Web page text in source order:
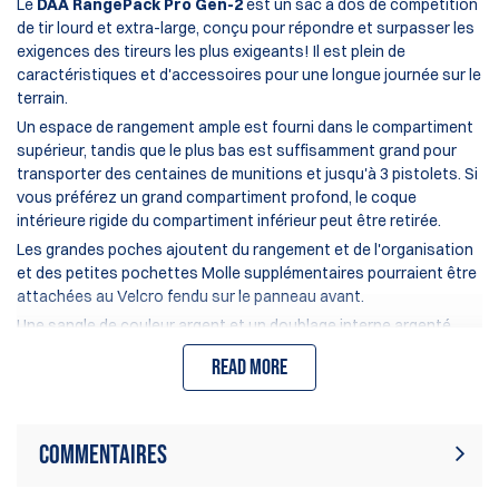
Le DAA RangePack Pro Gen-2est un sac à dos de compétition
de tir lourd et extra-large, conçu pour répondre et surpasser les
exigences des tireurs les plus exigeants! Il est plein de
caractéristiques et d'accessoires pour une longue journée sur le
terrain.
Un espace de rangement ample est fourni dans le compartiment
supérieur, tandis que le plus bas est suffisamment grand pour
transporter des centaines de munitions et jusqu'à 3 pistolets. Si
vous préférez un grand compartiment profond, le coque
intérieure rigide du compartiment inférieur peut être retirée.
Les grandes poches ajoutent du rangement et de l'organisation
et des petites pochettes Molle supplémentaires pourraient être
attachées au Velcro fendu sur le panneau avant.
Une sangle de couleur argent et un doublage interne argenté
offrent un look en contraste frappant, et l'intérieur plus clair rend
les objets plus faciles à localiser dans des conditions de faible
suivantes :
Read more
Commentaires